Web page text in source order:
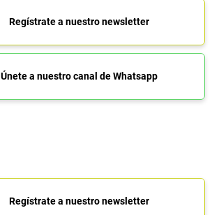
Regístrate a nuestro newsletter
Únete a nuestro canal de Whatsapp
Regístrate a nuestro newsletter